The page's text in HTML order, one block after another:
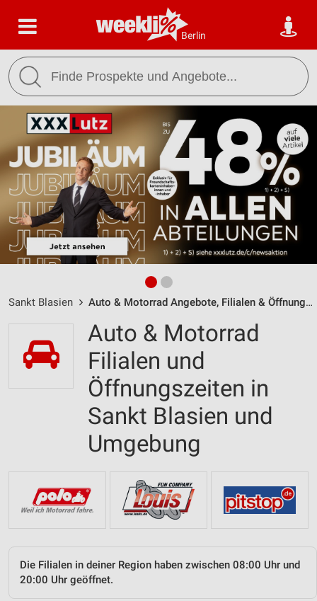
Berlin
Sankt Blasien Auto & Motorrad Angebote, Filialen & Öffnungszeiten
Auto & Motorrad
Filialen und
Öffnungszeiten in
Sankt Blasien und
Umgebung
Die Filialen in deiner Region haben zwischen 08:00 Uhr und
20:00 Uhr geöffnet.